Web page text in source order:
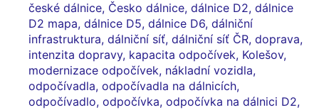
české dálnice, Česko dálnice, dálnice D2, dálnice
D2 mapa, dálnice D5, dálnice D6, dálniční
infrastruktura, dálniční síť, dálniční síť ČR, doprava,
intenzita dopravy, kapacita odpočívek, Kolešov,
modernizace odpočívek, nákladní vozidla,
odpočívadla, odpočívadla na dálnicích,
odpočívadlo, odpočívka, odpočívka na dálnici D2,